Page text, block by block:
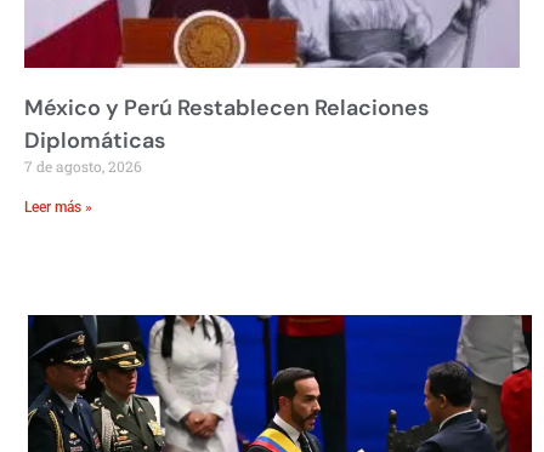
México y Perú Restablecen Relaciones
Diplomáticas
7 de agosto, 2026
Leer más »